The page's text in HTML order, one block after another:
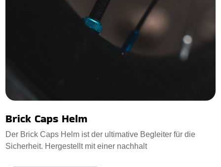
Brick Caps Helm
Der Brick Caps Helm ist der ultimative Begleiter für die
Sicherheit. Hergestellt mit einer nachhalt